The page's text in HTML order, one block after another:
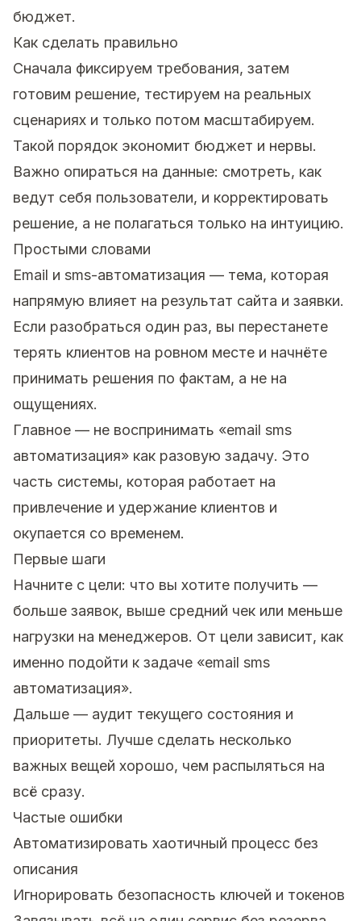
бюджет.
Как сделать правильно
Сначала фиксируем требования, затем
готовим решение, тестируем на реальных
сценариях и только потом масштабируем.
Такой порядок экономит бюджет и нервы.
Важно опираться на данные: смотреть, как
ведут себя пользователи, и корректировать
решение, а не полагаться только на интуицию.
Простыми словами
Email и sms-автоматизация — тема, которая
напрямую влияет на результат сайта и заявки.
Если разобраться один раз, вы перестанете
терять клиентов на ровном месте и начнёте
принимать решения по фактам, а не на
ощущениях.
Главное — не воспринимать «email sms
автоматизация» как разовую задачу. Это
часть системы, которая работает на
привлечение и удержание клиентов и
окупается со временем.
Первые шаги
Начните с цели: что вы хотите получить —
больше заявок, выше средний чек или меньше
нагрузки на менеджеров. От цели зависит, как
именно подойти к задаче «email sms
автоматизация».
Дальше — аудит текущего состояния и
приоритеты. Лучше сделать несколько
важных вещей хорошо, чем распыляться на
всё сразу.
Частые ошибки
Автоматизировать хаотичный процесс без
описания
Игнорировать безопасность ключей и токенов